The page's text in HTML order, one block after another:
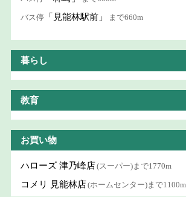
バス停 「見能林駅前」 まで660m
暮らし
教育
お買い物
ハローズ 津乃峰店(スーパー)まで1770m
コメリ 見能林店(ホームセンター)まで1100m